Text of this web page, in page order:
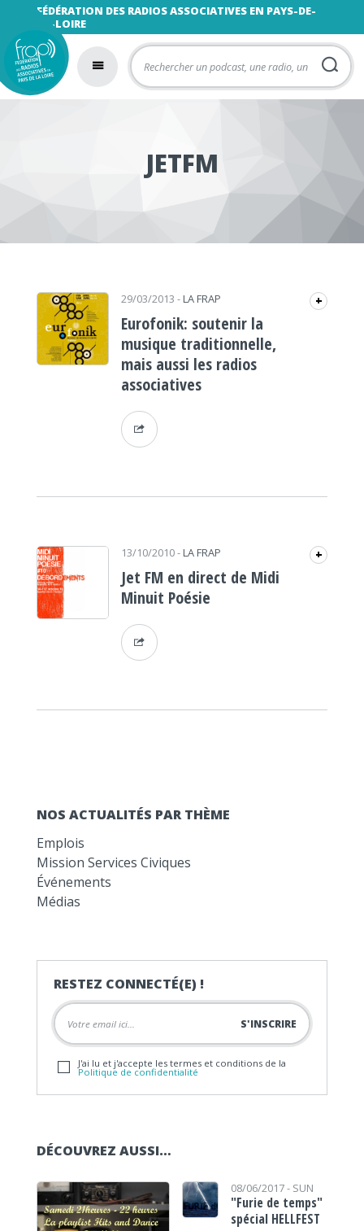
FÉDÉRATION DES RADIOS ASSOCIATIVES EN PAYS-DE-
LA-LOIRE
JETFM
29/03/2013- LA FRAP +
Eurofonik: soutenir la
musique traditionnelle,
mais aussi les radios
associatives
13/10/2010- LA FRAP +
Jet FM en direct de Midi
Minuit Poésie
NOS ACTUALITÉS PAR THÈME
Emplois
Mission Services Civiques
Événements
Médias
RESTEZ CONNECTÉ(E) !
J'ai lu et j'accepte les termes et conditions de la
Politique de confidentialité
DÉCOUVREZ AUSSI…
08/06/2017 - SUN
"Furie de temps"
spécial HELLFEST